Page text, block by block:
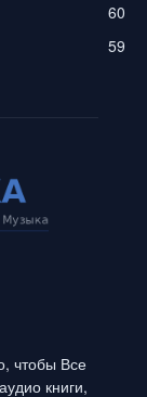
60
59
чтобы Все
книги,